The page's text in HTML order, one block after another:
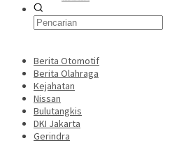
Berita Otomotif
Berita Olahraga
Kejahatan
Nissan
Bulutangkis
DKI Jakarta
Gerindra